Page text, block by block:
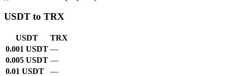
USDT to TRX
USDT
TRX
0.001 USDT —
0.005 USDT —
0.01 USDT
—